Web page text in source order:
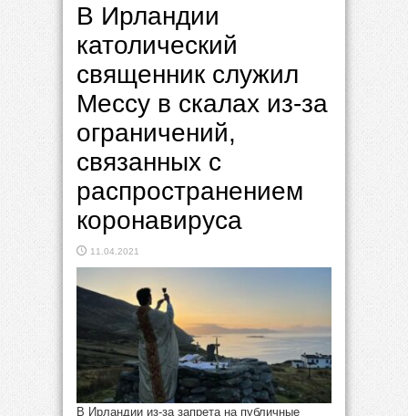
В Ирландии
католический
священник служил
Мессу в скалах из-за
ограничений,
связанных с
распространением
коронавируса
11.04.2021
В Ирландии из-за запрета на публичные